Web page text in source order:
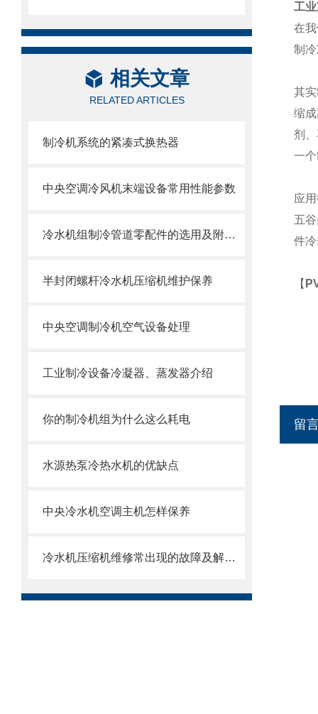
相关文章
RELATED ARTICLES
制冷机系统的紧凑式换热器
中央空调冷风机末端设备常用性能参数
冷水机组制冷管道零配件的选用及附件组装要求
半封闭螺杆冷水机压缩机维护保养
中央空调制冷机空气设备处理
工业制冷设备冷凝器、蒸发器介绍
你的制冷机组为什么这么耗电
水源热泵冷热水机的优缺点
中央冷水机空调主机怎样保养
冷水机压缩机维修常出现的故障及解决对策解析
工
在
制
其
缩
剂
一
应
五
件
【
留